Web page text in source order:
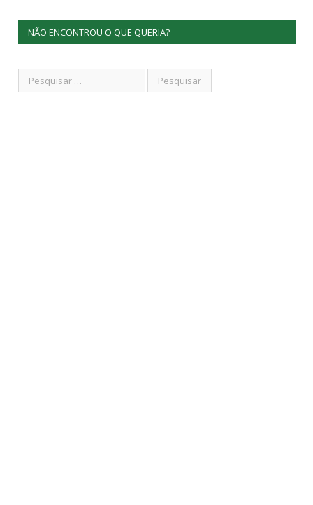
NÃO ENCONTROU O QUE QUERIA?